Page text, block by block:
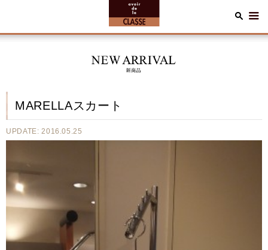
MARELLAスカート
UPDATE: 2016.05.25